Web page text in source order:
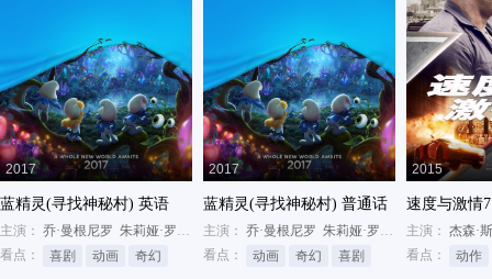
2017
蓝精灵(寻找神秘村) 英语
主演： 乔·曼根尼罗 朱莉娅·罗伯茨
曼迪·帕廷金
看点：
喜剧 动画 奇幻
2017
蓝精灵(寻找神秘村) 普通话
主演： 乔·曼根尼罗 朱莉娅·罗伯茨
曼迪·帕廷金
看点：
动画 奇幻 喜剧
2015
速度与激情7
主演： 杰森·
看点：
动作